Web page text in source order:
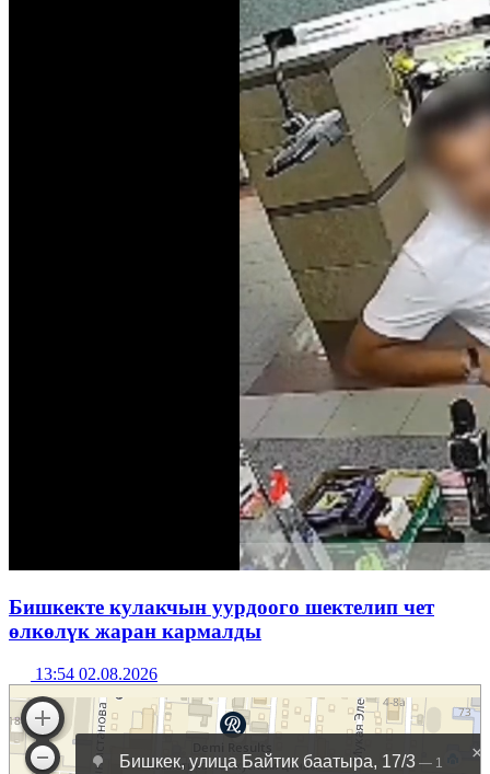
Бишкекте кулакчын уурдоого шектелип чет
өлкөлүк жаран кармалды
13:54 02.08.2026